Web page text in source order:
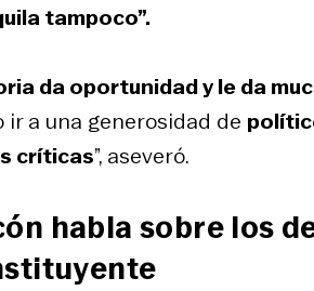
tampoco”.
da oportunidad y le da
ir a una generosidad de
críticas”, aseveró.
habla sobre los